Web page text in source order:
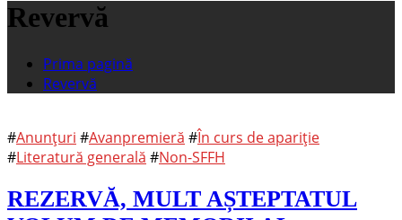
Revervă
Prima pagină
Revervă
#Anunțuri #Avanpremieră #În curs de apariție
#Literatură generală #Non-SFFH
REZERVĂ, MULT AȘTEPTATUL